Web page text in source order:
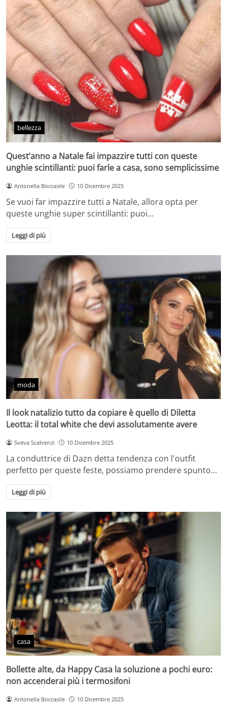
bellezza
Quest’anno a Natale fai impazzire tutti con queste
unghie scintillanti: puoi farle a casa, sono semplicissime
Antonella Boccasile 10 Dicembre 2025
Se vuoi far impazzire tutti a Natale, allora opta per
queste unghie super scintillanti: puoi…
Leggi di più
moda
Il look natalizio tutto da copiare è quello di Diletta
Leotta: il total white che devi assolutamente avere
Sveva Scalvenzi 10 Dicembre 2025
La conduttrice di Dazn detta tendenza con l'outfit
perfetto per queste feste, possiamo prendere spunto…
Leggi di più
casa
Bollette alte, da Happy Casa la soluzione a pochi euro:
non accenderai più i termosifoni
Antonella Boccasile 10 Dicembre 2025